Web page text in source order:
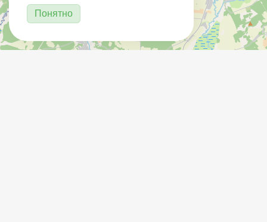
Понятно